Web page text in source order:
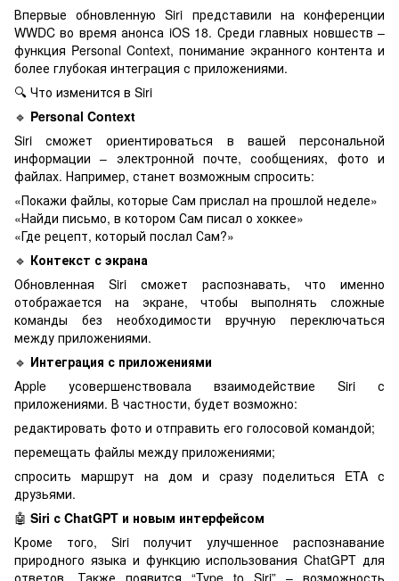
Впервые обновленную Siri представили на конференции
WWDC во время анонса iOS 18. Среди главных новшеств –
функция Personal Context, понимание экранного контента и
более глубокая интеграция с приложениями.
🔍 Что изменится в Siri
🔹 Personal Context
Siri сможет ориентироваться в вашей персональной
информации – электронной почте, сообщениях, фото и
файлах. Например, станет возможным спросить:
«Покажи файлы, которые Сам прислал на прошлой неделе»
«Найди письмо, в котором Сам писал о хоккее»
«Где рецепт, который послал Сам?»
🔹 Контекст с экрана
Обновленная Siri сможет распознавать, что именно
отображается на экране, чтобы выполнять сложные
команды без необходимости вручную переключаться
между приложениями.
🔹 Интеграция с приложениями
Apple усовершенствовала взаимодействие Siri с
приложениями. В частности, будет возможно:
редактировать фото и отправить его голосовой командой;
перемещать файлы между приложениями;
спросить маршрут на дом и сразу поделиться ETA с
друзьями.
🤖 Siri с ChatGPT и новым интерфейсом
Кроме того, Siri получит улучшенное распознавание
природного языка и функцию использования ChatGPT для
ответов. Также появится “Type to Siri” – возможность